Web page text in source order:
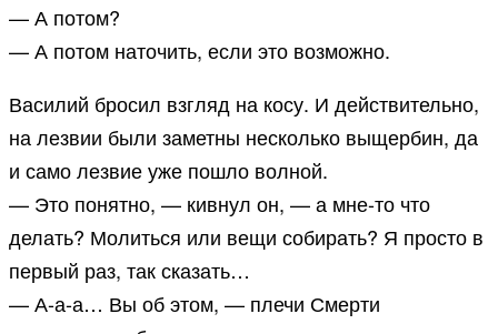
— А потом?
— А потом наточить, если это возможно.
Василий бросил взгляд на косу. И действительно,
на лезвии были заметны несколько выщербин, да
и само лезвие уже пошло волной.
— Это понятно, — кивнул он, — а мне-то что
делать? Молиться или вещи собирать? Я просто в
первый раз, так сказать…
— А-а-а… Вы об этом, — плечи Смерти